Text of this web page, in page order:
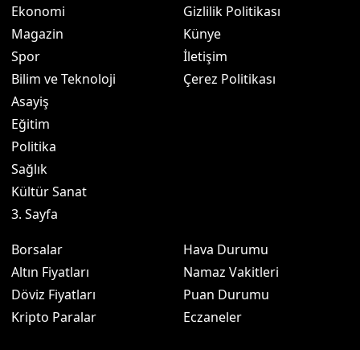
Ekonomi
Magazin
Spor
Bilim ve Teknoloji
Asayiş
Eğitim
Politika
Sağlık
Kültür Sanat
3. Sayfa
Gizlilik Politikası
Künye
İletişim
Çerez Politikası
Borsalar
Altın Fiyatları
Döviz Fiyatları
Kripto Paralar
Hava Durumu
Namaz Vakitleri
Puan Durumu
Eczaneler